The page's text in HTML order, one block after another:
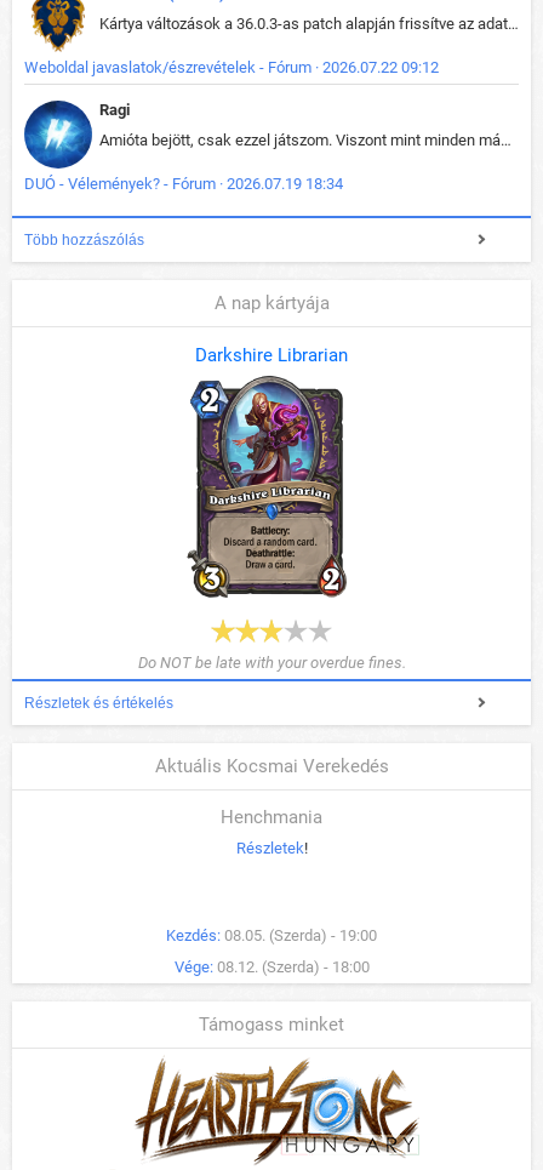
Kártya változások a 36.0.3-as patch alapján frissítve az adatbázisban (képek is cserélve).
Weboldal javaslatok/észrevételek - Fórum · 2026.07.22 09:12
Ragi
Amióta bejött, csak ezzel játszom. Viszont mint minden más - akár az alapjáték is, ez is baromira összetett lett. Néha már pár kör után is esélytelen az egész. Vagy irreállisan túltápol valaki, vagy lelép a partner, vagy csak hülye mint a segg. És amikor eljönne az én időm, na akkor jön el mindenki másé is. Engem jobban érdekelne, hogy ki milyen ratingen szokott játszani. Na ez lenne egy érdekes adat.
DUÓ - Vélemények? - Fórum · 2026.07.19 18:34
Több hozzászólás
A nap kártyája
Darkshire Librarian
Do NOT be late with your overdue fines.
Részletek és értékelés
Aktuális Kocsmai Verekedés
Henchmania
Részletek!
Kezdés: 08.05. (Szerda) - 19:00
Vége: 08.12. (Szerda) - 18:00
Támogass minket